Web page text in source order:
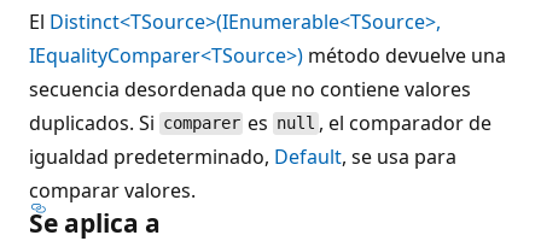
El Distinct<TSource>(IEnumerable<TSource>,
IEqualityComparer<TSource>) método devuelve una
secuencia desordenada que no contiene valores
duplicados. Si comparer es null , el comparador de
igualdad predeterminado, Default, se usa para
comparar valores.
Se aplica a